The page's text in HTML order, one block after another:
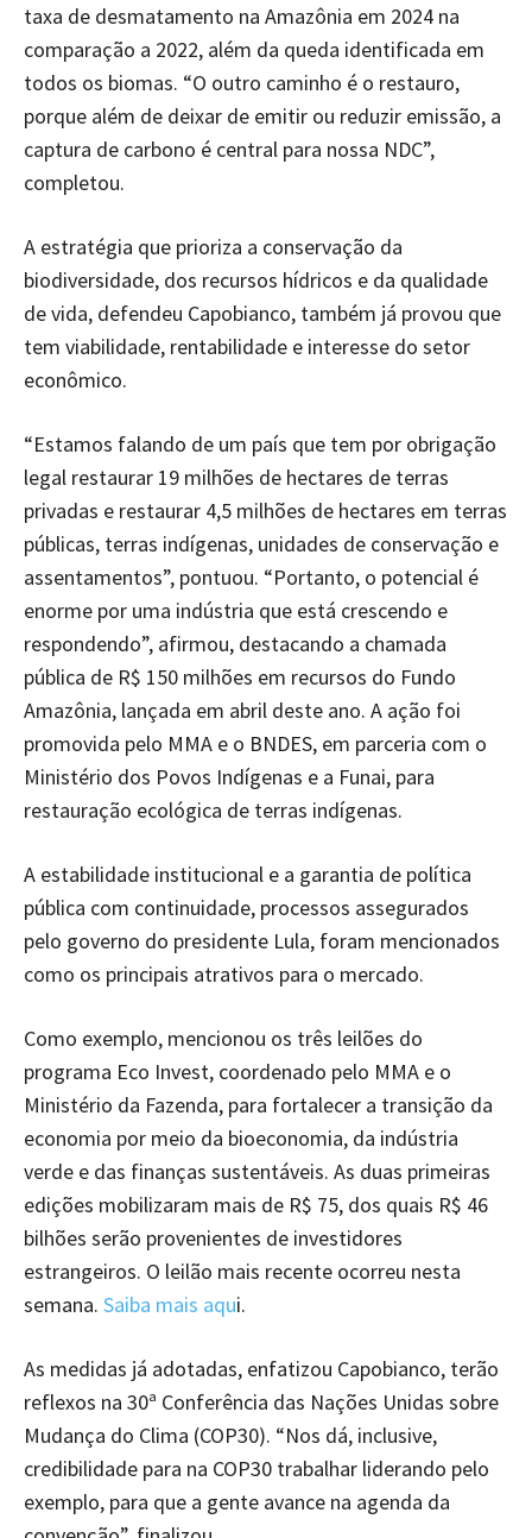
taxa de desmatamento na Amazônia em 2024 na
comparação a 2022, além da queda identificada em
todos os biomas. “O outro caminho é o restauro,
porque além de deixar de emitir ou reduzir emissão, a
captura de carbono é central para nossa NDC”,
completou.
A estratégia que prioriza a conservação da
biodiversidade, dos recursos hídricos e da qualidade
de vida, defendeu Capobianco, também já provou que
tem viabilidade, rentabilidade e interesse do setor
econômico.
“Estamos falando de um país que tem por obrigação
legal restaurar 19 milhões de hectares de terras
privadas e restaurar 4,5 milhões de hectares em terras
públicas, terras indígenas, unidades de conservação e
assentamentos”, pontuou. “Portanto, o potencial é
enorme por uma indústria que está crescendo e
respondendo”, afirmou, destacando a chamada
pública de R$ 150 milhões em recursos do Fundo
Amazônia, lançada em abril deste ano. A ação foi
promovida pelo MMA e o BNDES, em parceria com o
Ministério dos Povos Indígenas e a Funai, para
restauração ecológica de terras indígenas.
A estabilidade institucional e a garantia de política
pública com continuidade, processos assegurados
pelo governo do presidente Lula, foram mencionados
como os principais atrativos para o mercado.
Como exemplo, mencionou os três leilões do
programa Eco Invest, coordenado pelo MMA e o
Ministério da Fazenda, para fortalecer a transição da
economia por meio da bioeconomia, da indústria
verde e das finanças sustentáveis. As duas primeiras
edições mobilizaram mais de R$ 75, dos quais R$ 46
bilhões serão provenientes de investidores
estrangeiros. O leilão mais recente ocorreu nesta
semana. Saiba mais aqui.
As medidas já adotadas, enfatizou Capobianco, terão
reflexos na 30ª Conferência das Nações Unidas sobre
Mudança do Clima (COP30). “Nos dá, inclusive,
credibilidade para na COP30 trabalhar liderando pelo
exemplo, para que a gente avance na agenda da